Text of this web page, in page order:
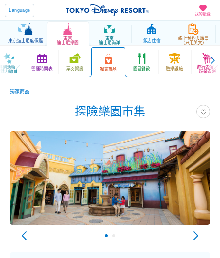
我的最愛
Language
東京迪士尼度假區
東京
迪士尼樂園
東京
迪士尼海洋
飯店住宿
線上預約＆購票
（只用英文）
別活動／
魅力節目 營運時間表 票券資訊 獨家商品 園區餐飲 遊樂設施 遊行表演／
娛樂表演
獨家商品
探險樂園市集